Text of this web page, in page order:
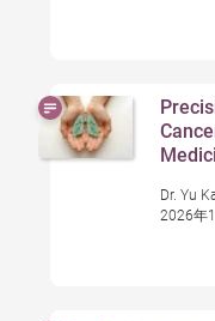
Dr. Yu
2026年